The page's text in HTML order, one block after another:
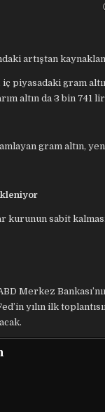
artıştan
iç piyasadaki gram
altın da 3 bin 741
gram altın,
kurunun sabit
Merkez
yılın ilk